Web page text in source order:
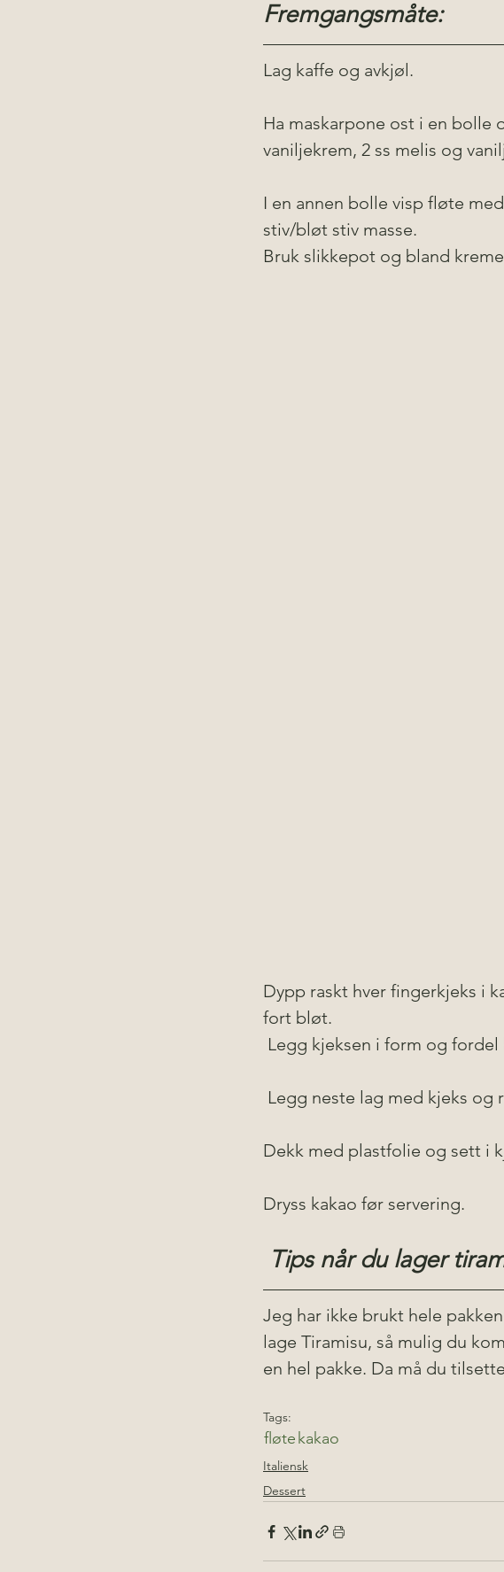
Fremgangsmåte:
Lag kaffe og avkjøl.
Ha maskarpone ost i en
vaniljekrem, 2 ss melis og
I en annen bolle visp fløte
stiv/bløt stiv masse.
Bruk slikkepot og bland
Dypp raskt hver fingerkjeks i
fort bløt.
Legg kjeksen i form og fordel
Legg neste lag med kjeks og
Dekk med plastfolie og sett i
Dryss kakao før servering.
Tips når du lager
Jeg har ikke brukt hele
lage Tiramisu, så mulig du
en hel pakke. Da må du
Tags:
fløte kakao
Italiensk
Dessert